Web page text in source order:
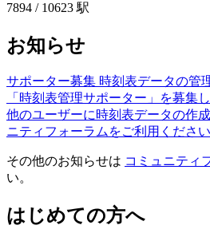
7894 / 10623 駅
お知らせ
サポーター募集 時刻表データの管
「時刻表管理サポーター」を募集
他のユーザーに時刻表データの作
ニティフォーラムをご利用ください
その他のお知らせは コミュニティ
い。
はじめての方へ